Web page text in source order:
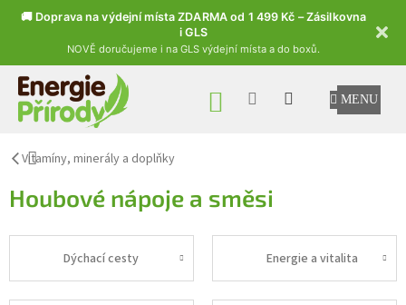
🚚 Doprava na výdejní místa ZDARMA od 1 499 Kč – Zásilkovna
i GLS
NOVĚ doručujeme i na GLS výdejní místa a do boxů.
Přejít na obsah
NÁKUPNÍ KOŠÍK
Vitamíny, minerály a doplňky
Houbové nápoje a směsi
Dýchací cesty Energie a vitalita